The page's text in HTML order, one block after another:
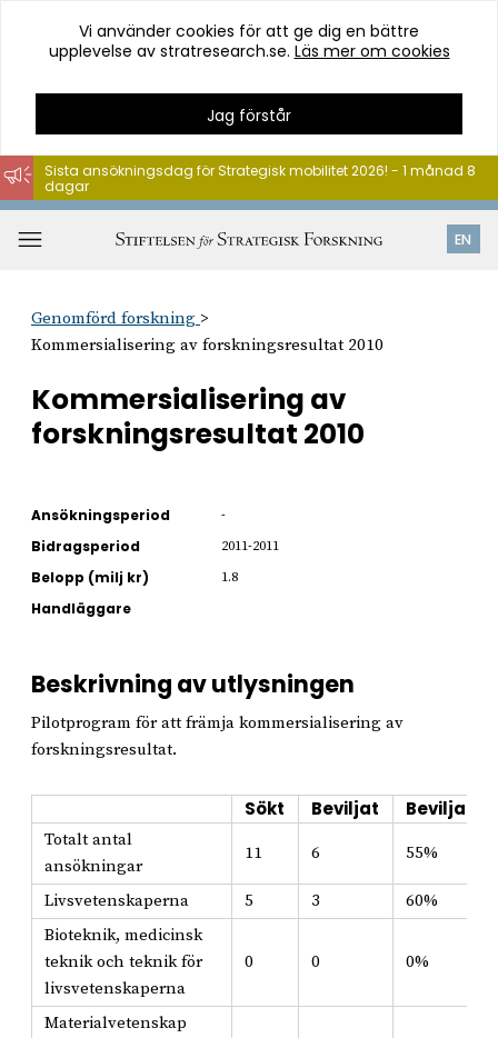
Hoppa
till
innehåll
Vi använder cookies för att ge dig en bättre
upplevelse av stratresearch.se. Läs mer om cookies
Jag förstår
EN
Sista ansökningsdag för Strategisk mobilitet 2026! - 1 månad 8
dagar
Genomförd forskning
Kommersialisering av forskningsresultat 2010
Kommersialisering av
forskningsresultat 2010
Ansökningsperiod -
Bidragsperiod 2011-2011
Belopp (milj kr) 1.8
Handläggare
Beskrivning av utlysningen
Pilotprogram för att främja kommersialisering av
forskningsresultat.
Sökt Beviljat Beviljat i
Totalt antal
ansökningar
11 6 55%
Livsvetenskaperna 5 3
60%
Bioteknik, medicinsk
teknik och teknik för
livsvetenskaperna
0 0 0%
Materialvetenskap